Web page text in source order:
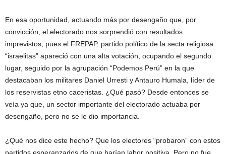
En esa oportunidad, actuando más por desengaño que, por
convicción, el electorado nos sorprendió con resultados
imprevistos, pues el FREPAP, partido político de la secta religiosa
“israelitas” apareció con una alta votación, ocupando el segundo
lugar, seguido por la agrupación “Podemos Perú” en la que
destacaban los militares Daniel Urresti y Antauro Humala, líder de
los reservistas etno caceristas. ¿Qué pasó? Desde entonces se
veía ya que, un sector importante del electorado actuaba por
desengaño, pero no se le dio importancia.
¿Qué nos dice este hecho? Que los electores “probaron” con estos